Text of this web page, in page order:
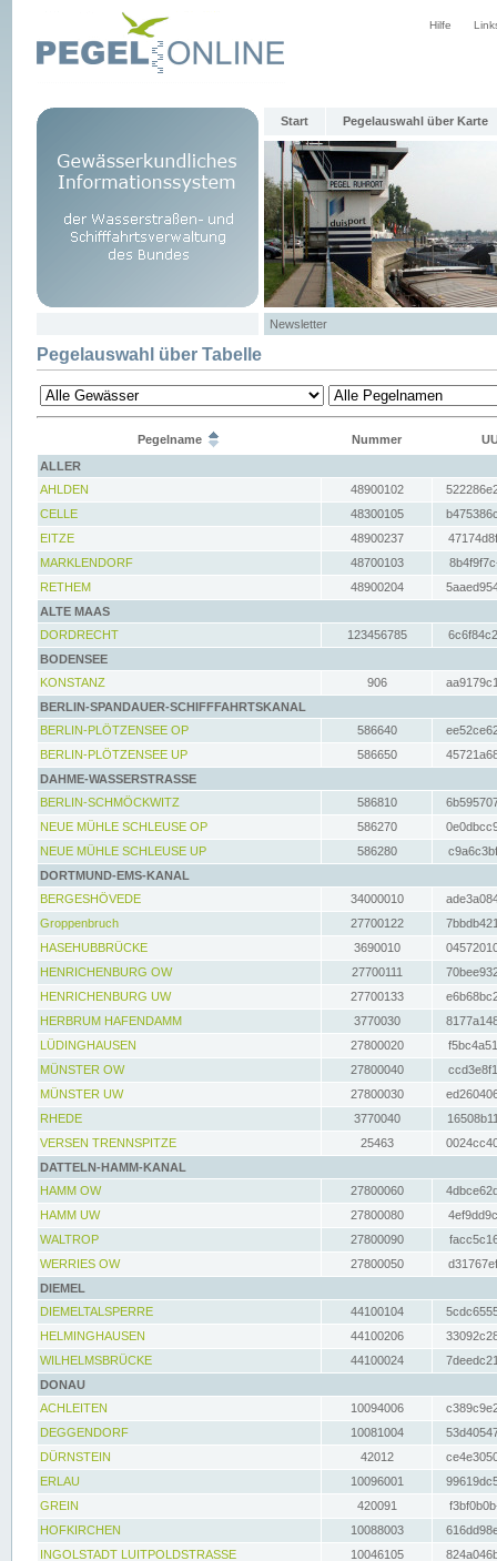
Hilfe
Start Pegelauswahl über Karte
Newsletter
Pegelauswahl über Tabelle
Pegelname Nummer
ALLER
AHLDEN
48900102
CELLE
48300105
EITZE
48900237
MARKLENDORF
48700103
RETHEM
48900204
ALTE MAAS
DORDRECHT
123456785
BODENSEE
KONSTANZ
906
BERLIN-SPANDAUER-SCHIFFFAHRTSKANAL
BERLIN-PLÖTZENSEE OP
586640
BERLIN-PLÖTZENSEE UP
586650
DAHME-WASSERSTRASSE
BERLIN-SCHMÖCKWITZ
586810
NEUE MÜHLE SCHLEUSE OP
586270
NEUE MÜHLE SCHLEUSE UP
586280
DORTMUND-EMS-KANAL
BERGESHÖVEDE
34000010
Groppenbruch
27700122
HASEHUBBRÜCKE
3690010
HENRICHENBURG OW
27700111
HENRICHENBURG UW
27700133
HERBRUM HAFENDAMM
3770030
LÜDINGHAUSEN
27800020
MÜNSTER OW
27800040
MÜNSTER UW
27800030
RHEDE
3770040
VERSEN TRENNSPITZE
25463
DATTELN-HAMM-KANAL
HAMM OW
27800060
HAMM UW
27800080
WALTROP
27800090
WERRIES OW
27800050
DIEMEL
DIEMELTALSPERRE
44100104
HELMINGHAUSEN
44100206
WILHELMSBRÜCKE
44100024
DONAU
ACHLEITEN
10094006
DEGGENDORF
10081004
DÜRNSTEIN
42012
ERLAU
10096001
GREIN
420091
HOFKIRCHEN
10088003
INGOLSTADT LUITPOLDSTRASSE
10046105